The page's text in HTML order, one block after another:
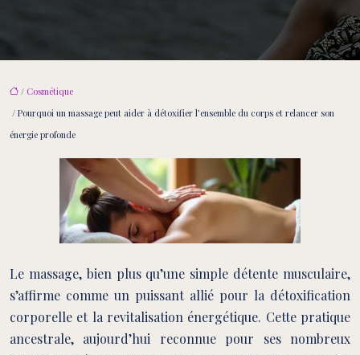
/ Cosmétique
/ Pourquoi un massage peut aider à détoxifier l’ensemble du corps et relancer son
énergie profonde
Le massage, bien plus qu’une simple détente musculaire,
s’affirme comme un puissant allié pour la détoxification
corporelle et la revitalisation énergétique. Cette pratique
ancestrale, aujourd’hui reconnue pour ses nombreux